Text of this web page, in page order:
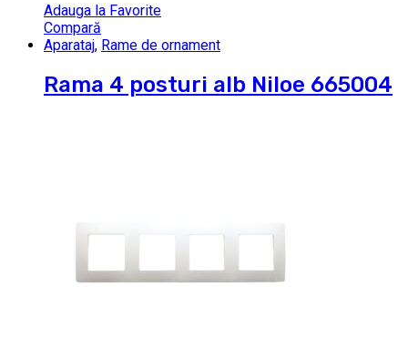
Adauga la Favorite
Compară
Aparataj, Rame de ornament
Rama 4 posturi alb Niloe 665004